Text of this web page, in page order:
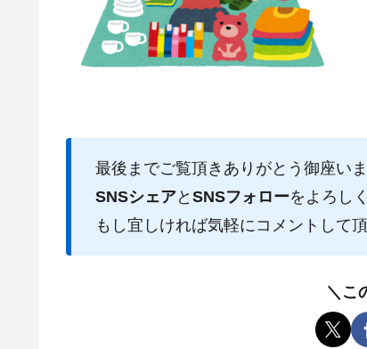
最後までご覧頂きありがとう御座い
SNSシェアと SNSフォローをよろし
もし宜しければ気軽にコメントして
＼こ